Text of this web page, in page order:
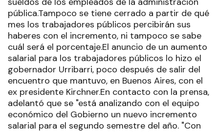
pública.Tampoco se tiene cerrado a partir de qué
mes los trabajadores públicos percibirán sus
haberes con el incremento, ni tampoco se sabe
cuál será el porcentaje.El anuncio de un aumento
salarial para los trabajadores públicos lo hizo el
gobernador Urribarri, poco después de salir del
encuentro que mantuvo, en Buenos Aires, con el
ex presidente Kirchner.En contacto con la prensa,
adelantó que se "está analizando con el equipo
económico del Gobierno un nuevo incremento
salarial para el segundo semestre del año. "Con